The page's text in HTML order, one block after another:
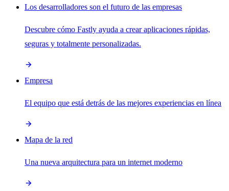
Los desarrolladores son el futuro de las empresas
Descubre cómo Fastly ayuda a crear aplicaciones rápidas,
seguras y totalmente personalizadas.
Empresa
El equipo que está detrás de las mejores experiencias en línea
Mapa de la red
Una nueva arquitectura para un internet moderno